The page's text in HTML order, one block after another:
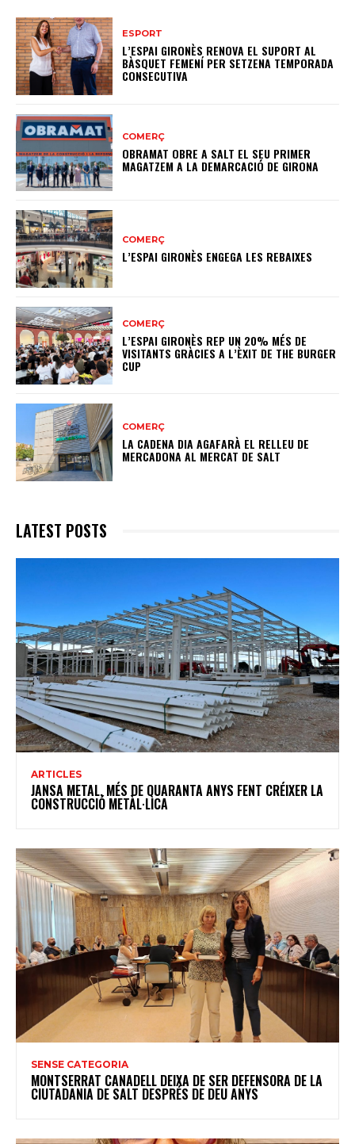
ESPORT
L’ESPAI GIRONÈS RENOVA EL SUPORT AL
BÀSQUET FEMENÍ PER SETZENA TEMPORADA
CONSECUTIVA
COMERÇ
OBRAMAT OBRE A SALT EL SEU PRIMER
MAGATZEM A LA DEMARCACIÓ DE GIRONA
COMERÇ
L’ESPAI GIRONÈS ENGEGA LES REBAIXES
COMERÇ
L’ESPAI GIRONÈS REP UN 20% MÉS DE
VISITANTS GRÀCIES A L’ÈXIT DE THE BURGER
CUP
COMERÇ
LA CADENA DIA AGAFARÀ EL RELLEU DE
MERCADONA AL MERCAT DE SALT
LATEST POSTS
ARTICLES
JANSA METAL, MÉS DE QUARANTA ANYS FENT CRÉIXER LA
CONSTRUCCIÓ METÀL·LICA
SENSE CATEGORIA
MONTSERRAT CANADELL DEIXA DE SER DEFENSORA DE LA
CIUTADANIA DE SALT DESPRÉS DE DEU ANYS